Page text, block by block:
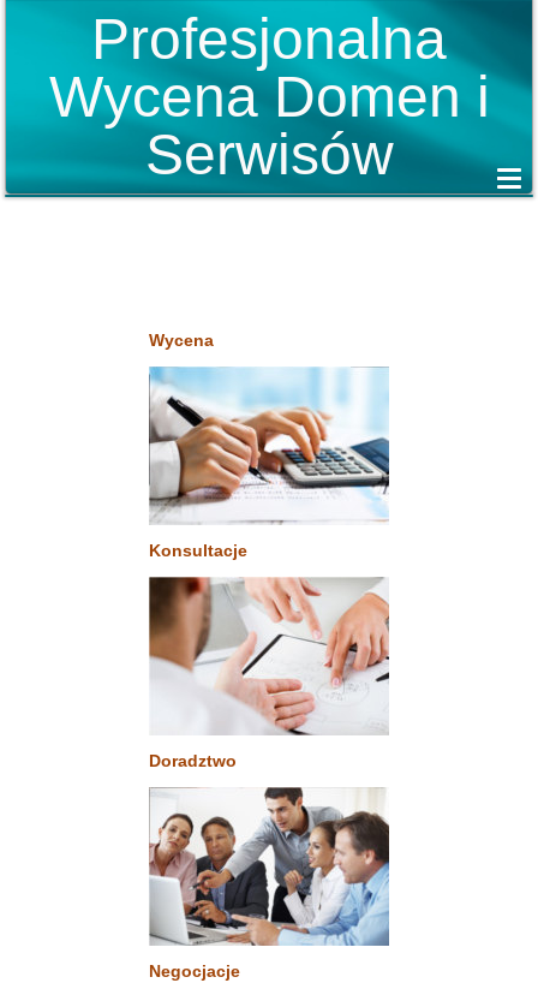
Profesjonalna
Wycena Domen i
Serwisów
Wycena
Konsultacje
Doradztwo
Negocjacje